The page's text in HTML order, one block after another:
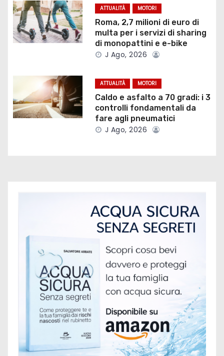
o
n
a
t
ATTUALITÀ MOTORI
Roma, 2,7 milioni di euro di
multa per i servizi di sharing
di monopattini e e-bike
J Ago, 2026
ATTUALITÀ MOTORI
Caldo e asfalto a 70 gradi: i 3
controlli fondamentali da
fare agli pneumatici
J Ago, 2026